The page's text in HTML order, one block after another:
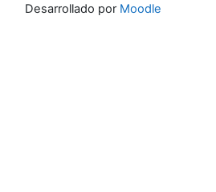
Desarrollado por Moodle